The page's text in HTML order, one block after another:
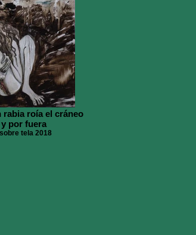
roía el cráneo
por fuera
tela 2018